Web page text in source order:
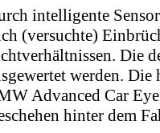
intelligente
(versuchte)
Die
werden.
Advanced Car
hinter dem